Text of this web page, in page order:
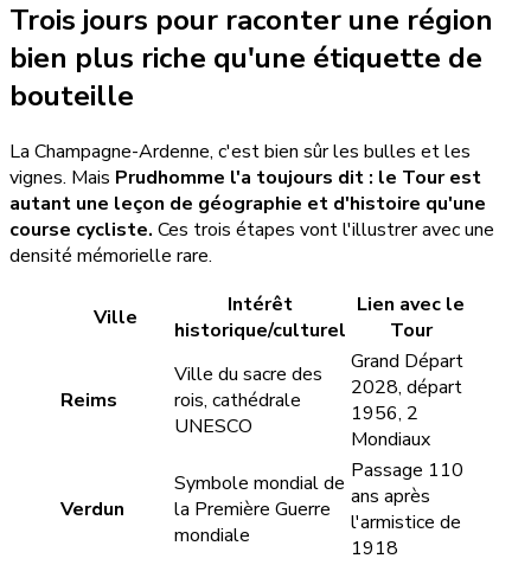
Trois jours pour raconter une région
bien plus riche qu'une étiquette de
bouteille
La Champagne-Ardenne, c'est bien sûr les bulles et les
vignes. Mais Prudhomme l'a toujours dit : le Tour est
autant une leçon de géographie et d'histoire qu'une
course cycliste. Ces trois étapes vont l'illustrer avec une
densité mémorielle rare.
Ville
Intérêt
historique/culturel
Lien avec le
Tour
Reims
Ville du sacre des
rois, cathédrale
UNESCO
Grand Départ
2028, départ
1956, 2
Mondiaux
Verdun
Symbole mondial de
la Première Guerre
mondiale
Passage 110
ans après
l'armistice de
1918